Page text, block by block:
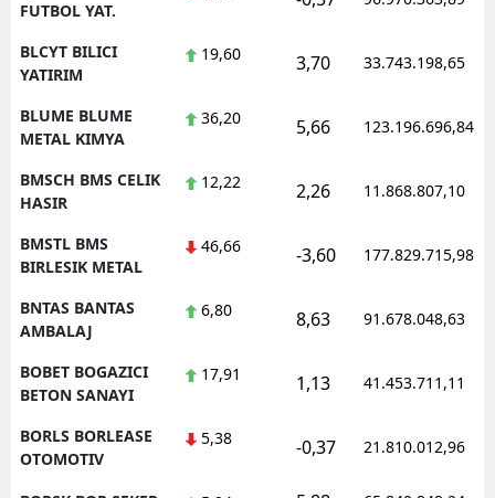
FUTBOL YAT.
BLCYT BILICI
YATIRIM
19,60 3,70 33.743.198,65
BLUME BLUME
METAL KIMYA
36,20 5,66 123.196.696,84
BMSCH BMS CELIK
HASIR
12,22 2,26 11.868.807,10
BMSTL BMS
BIRLESIK METAL
46,66 -3,60 177.829.715,98
BNTAS BANTAS
AMBALAJ
6,80 8,63 91.678.048,63
BOBET BOGAZICI
BETON SANAYI
17,91 1,13 41.453.711,11
BORLS BORLEASE
OTOMOTIV
5,38 -0,37 21.810.012,96